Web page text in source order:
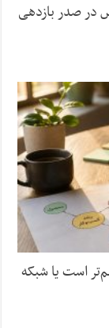
در صدر بازدهی
است یا شبکه